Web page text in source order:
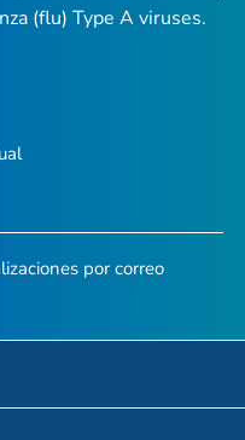
(flu) Type A viruses.
por correo